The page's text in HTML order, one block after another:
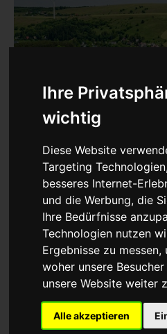
Ihre
wichtig
Diese Website
Targeting
besseres Internet-
und die Werbung, die
Ihre Bedürfnisse
Technologien nutzen
Ergebnisse zu messen,
woher unsere
unsere Website weiter
Alle akzeptieren